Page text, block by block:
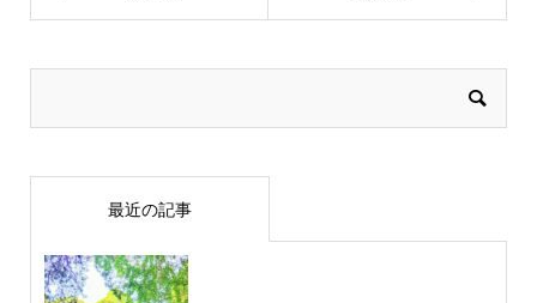
最近の記事